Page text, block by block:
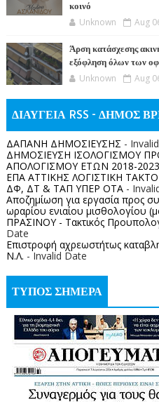
κοινό
Unknown Aug
Άρση κατάσχεσης
εξόφληση όλων των
Unknown Aug
ΔΙΑΥΓΕΙΑ RSS - ΔΗΜΟΣ
ΔΑΠΑΝΗ ΔΗΜΟΣΙΕΥΣΗΣ -
ΔΗΜΟΣΙΕΥΣΗ ΙΣΟΛΟΓΙΣΜΟΥ
ΑΠΟΛΟΓΙΣΜΟΥ ΕΤΩΝ 2018-
ΕΠΑ ΑΤΤΙΚΗΣ ΛΟΓΙΣΤΙΚΗ
ΔΦ, ΔΤ & ΤΑΠ ΥΠΕΡ ΟΤΑ-
Αποζημίωση για εργασία προς
ωραρίου ενιαίου μισθολογίου
ΠΡΑΣΙΝΟΥ - Τακτικός
Date
Επιστροφή αχρεωστήτως
Ν.Λ. - Invalid Date
ΤΥΠΟΣ ΣΗΜΕΡΑ